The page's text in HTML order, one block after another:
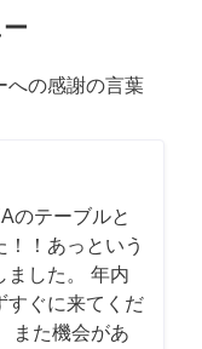
への感謝の言葉
のテーブルと
！あっという
ました。 年内
すぐに来てくだ
また機会があ